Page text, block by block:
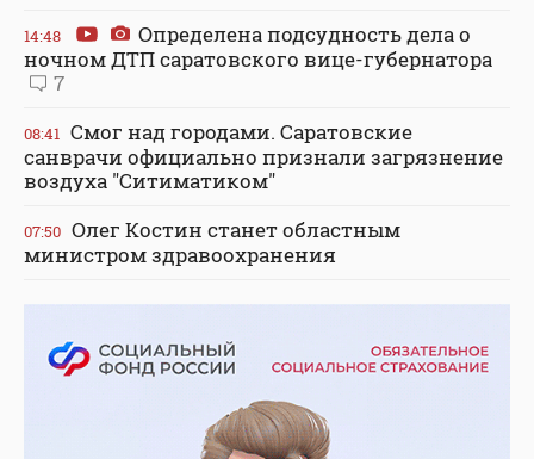
14:48
Определена подсудность дела о
ночном ДТП саратовского вице-губернатора
7
08:41 Смог над городами. Саратовские
санврачи официально признали загрязнение
воздуха "Ситиматиком"
07:50 Олег Костин станет областным
министром здравоохранения